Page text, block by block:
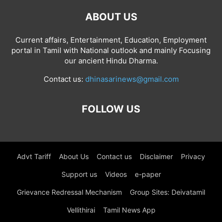
ABOUT US
Current affairs, Entertainment, Education, Employment
portal in Tamil with National outlook and mainly Focusing
our ancient Hindu Dharma.
Contact us: dhinasarinews@gmail.com
FOLLOW US
Advt Tariff About Us Contact us Disclaimer Privacy
Support us Videos e-paper
Grievance Redressal Mechanism Group Sites: Deivatamil
Vellithirai Tamil News App